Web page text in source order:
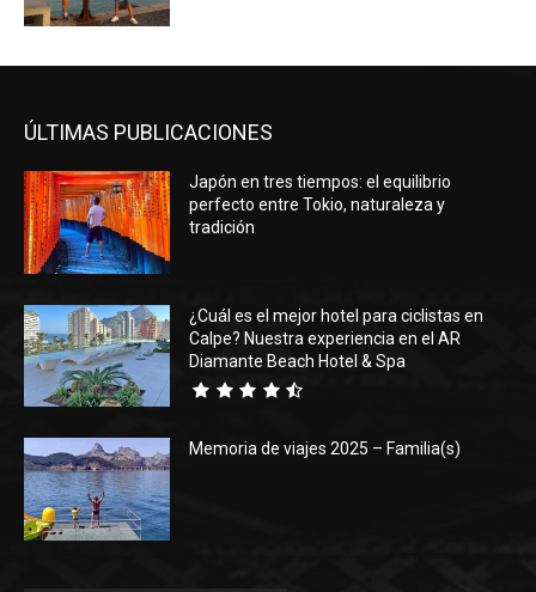
ÚLTIMAS PUBLICACIONES
Japón en tres tiempos: el equilibrio
perfecto entre Tokio, naturaleza y
tradición
¿Cuál es el mejor hotel para ciclistas en
Calpe? Nuestra experiencia en el AR
Diamante Beach Hotel & Spa
Memoria de viajes 2025 – Familia(s)